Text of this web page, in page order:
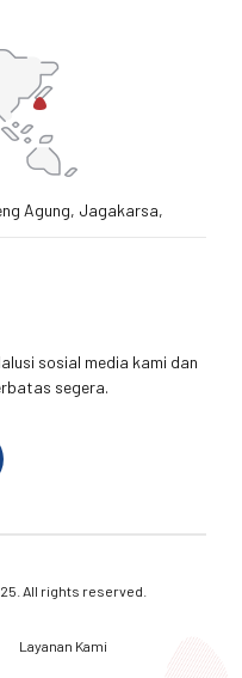
Agung, Jagakarsa,
sosial media kami dan
segera.
All rights reserved.
Layanan Kami